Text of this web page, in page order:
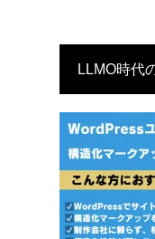
LLMO時代